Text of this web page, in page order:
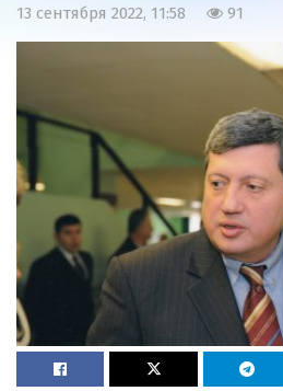
13 сентября 2022, 11:58 91